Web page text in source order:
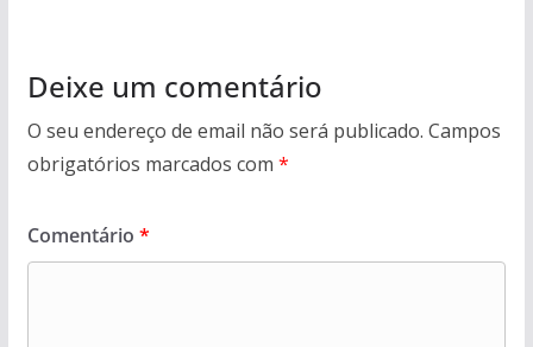
Deixe um comentário
O seu endereço de email não será publicado. Campos
obrigatórios marcados com *
Comentário *